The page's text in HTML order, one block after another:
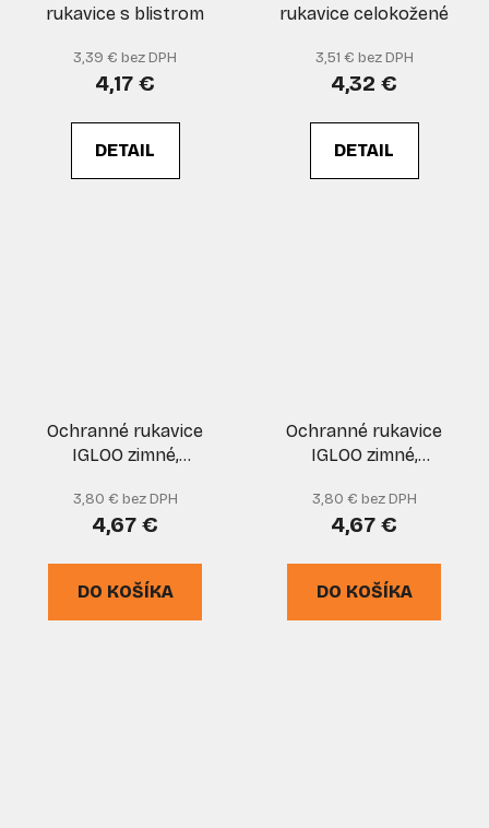
rukavice s blistrom
3,39 € bez DPH
4,17 €
DETAIL
rukavice celokožené
3,51 € bez DPH
4,32 €
DETAIL
Ochranné rukavice
IGLOO zimné,
veľkosť 10, VASKO
3,80 € bez DPH
4,67 €
DO KOŠÍKA
Ochranné rukavice
IGLOO zimné,
veľkosť 11, VASKO
3,80 € bez DPH
4,67 €
DO KOŠÍKA